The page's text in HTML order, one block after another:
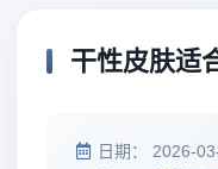
干性皮肤适
日期： 2026-